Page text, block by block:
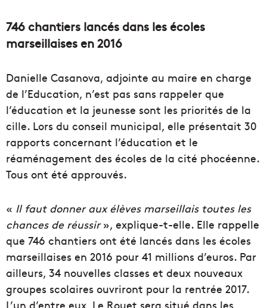
746 chantiers lancés dans les écoles
marseillaises en 2016
Danielle Casanova, adjointe au maire en charge
de l’Education, n’est pas sans rappeler que
l’éducation et la jeunesse sont les priorités de la
cille. Lors du conseil municipal, elle présentait 30
rapports concernant l’éducation et le
réaménagement des écoles de la cité phocéenne.
Tous ont été approuvés.
« Il faut donner aux élèves marseillais toutes les
chances de réussir», explique-t-elle. Elle rappelle
que 746 chantiers ont été lancés dans les écoles
marseillaises en 2016 pour 41 millions d’euros. Par
ailleurs, 34 nouvelles classes et deux nouveaux
groupes scolaires ouvriront pour la rentrée 2017.
L’un d’entre eux, Le Rouet sera situé dans les